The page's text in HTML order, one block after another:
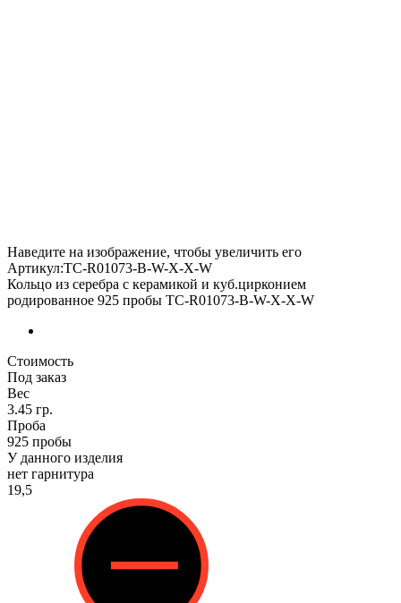
Наведите на изображение, чтобы увеличить его
Артикул:TC-R01073-B-W-X-X-W
Кольцо из серебра с керамикой и куб.цирконием
родированное 925 пробы TC-R01073-B-W-X-X-W
Стоимость
Под заказ
Вес
3.45 гр.
Проба
925 пробы
У данного изделия
нет гарнитура
19,5